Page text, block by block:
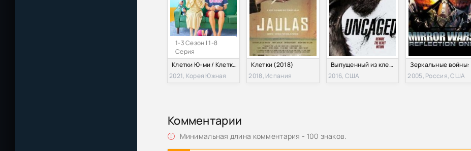
1-3 Сезон | 1-8
Серия
Клетки Ю-ми / Клетки Юми (1-3 Сезон)
2021, Корея Южная
Клетки (2018)
2018, Испания
Выпущенный из клетки (2016)
2016, США
2005, Россия, США
Комментарии
Минимальная длина комментария - 100 знаков.